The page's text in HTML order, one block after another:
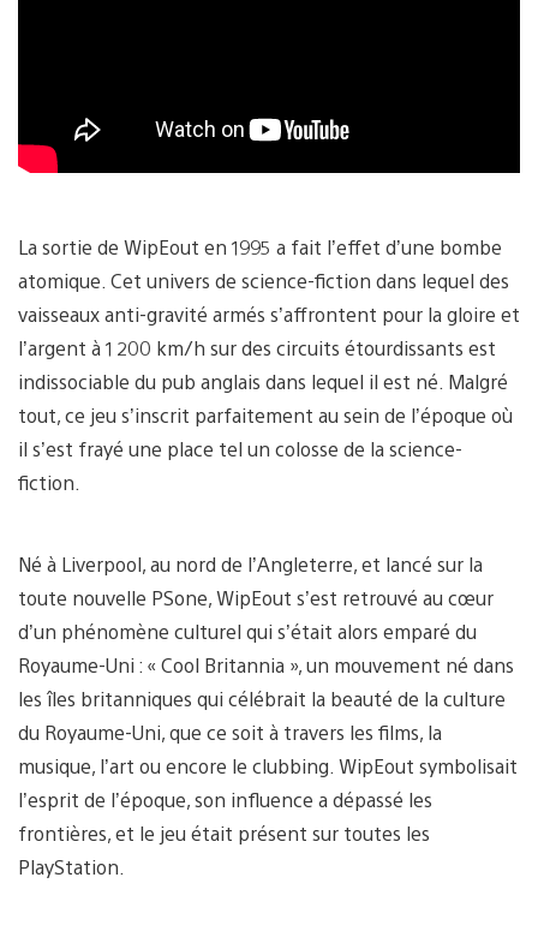
La sortie de WipEout en 1995 a fait l’effet d’une bombe
atomique. Cet univers de science-fiction dans lequel des
vaisseaux anti-gravité armés s’affrontent pour la gloire et
l’argent à 1 200 km/h sur des circuits étourdissants est
indissociable du pub anglais dans lequel il est né. Malgré
tout, ce jeu s’inscrit parfaitement au sein de l’époque où
il s’est frayé une place tel un colosse de la science-
fiction.
Né à Liverpool, au nord de l’Angleterre, et lancé sur la
toute nouvelle PSone, WipEout s’est retrouvé au cœur
d’un phénomène culturel qui s’était alors emparé du
Royaume-Uni : « Cool Britannia », un mouvement né dans
les îles britanniques qui célébrait la beauté de la culture
du Royaume-Uni, que ce soit à travers les films, la
musique, l’art ou encore le clubbing. WipEout symbolisait
l’esprit de l’époque, son influence a dépassé les
frontières, et le jeu était présent sur toutes les
PlayStation.